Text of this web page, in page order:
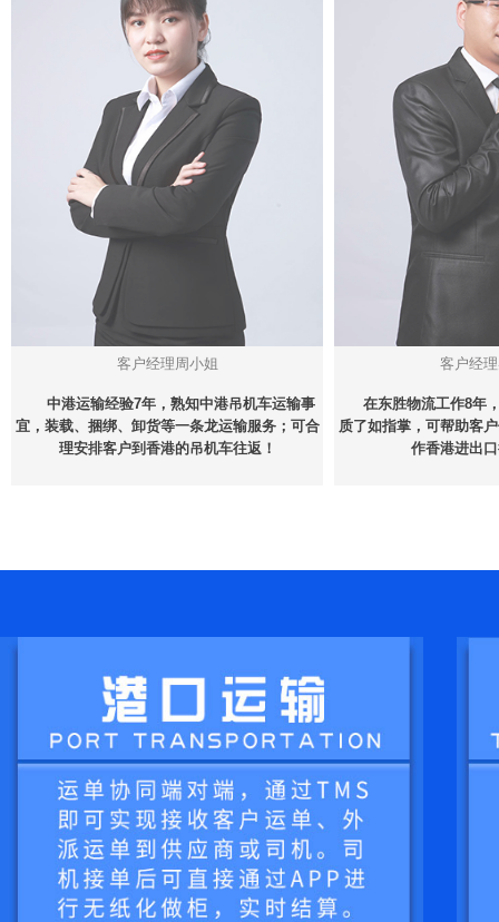
客户经理周小姐
中港运输经验7年，熟知中港吊机车运输事
宜，装载、捆绑、卸货等一条龙运输服务；可合
理安排客户到香港的吊机车往返！
客户经
在东胜物流工作8年
质了如指掌，可帮助客
作香港进出